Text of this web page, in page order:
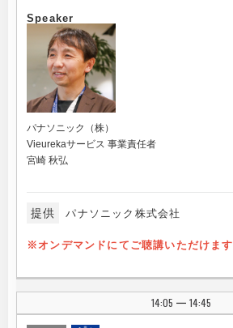
Speaker
パナソニック（株）
Vieurekaサービス 事業責任者
宮崎 秋弘
提供 パナソニック株式会社
※オンデマンドにてご聴講いただけます
14:05 | 14:45